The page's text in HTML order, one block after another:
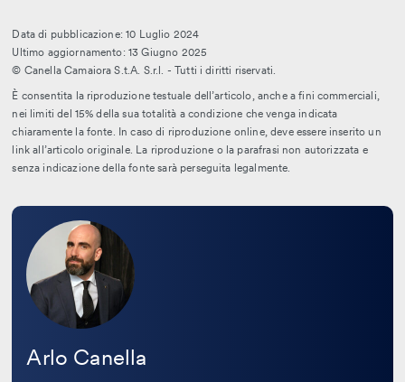
Data di pubblicazione: 10 Luglio 2024
Ultimo aggiornamento: 13 Giugno 2025
© Canella Camaiora S.t.A. S.r.l. - Tutti i diritti riservati.
È consentita la riproduzione testuale dell’articolo, anche a fini commerciali,
nei limiti del 15% della sua totalità a condizione che venga indicata
chiaramente la fonte. In caso di riproduzione online, deve essere inserito un
link all’articolo originale. La riproduzione o la parafrasi non autorizzata e
senza indicazione della fonte sarà perseguita legalmente.
Arlo Canella
Leggi
bio